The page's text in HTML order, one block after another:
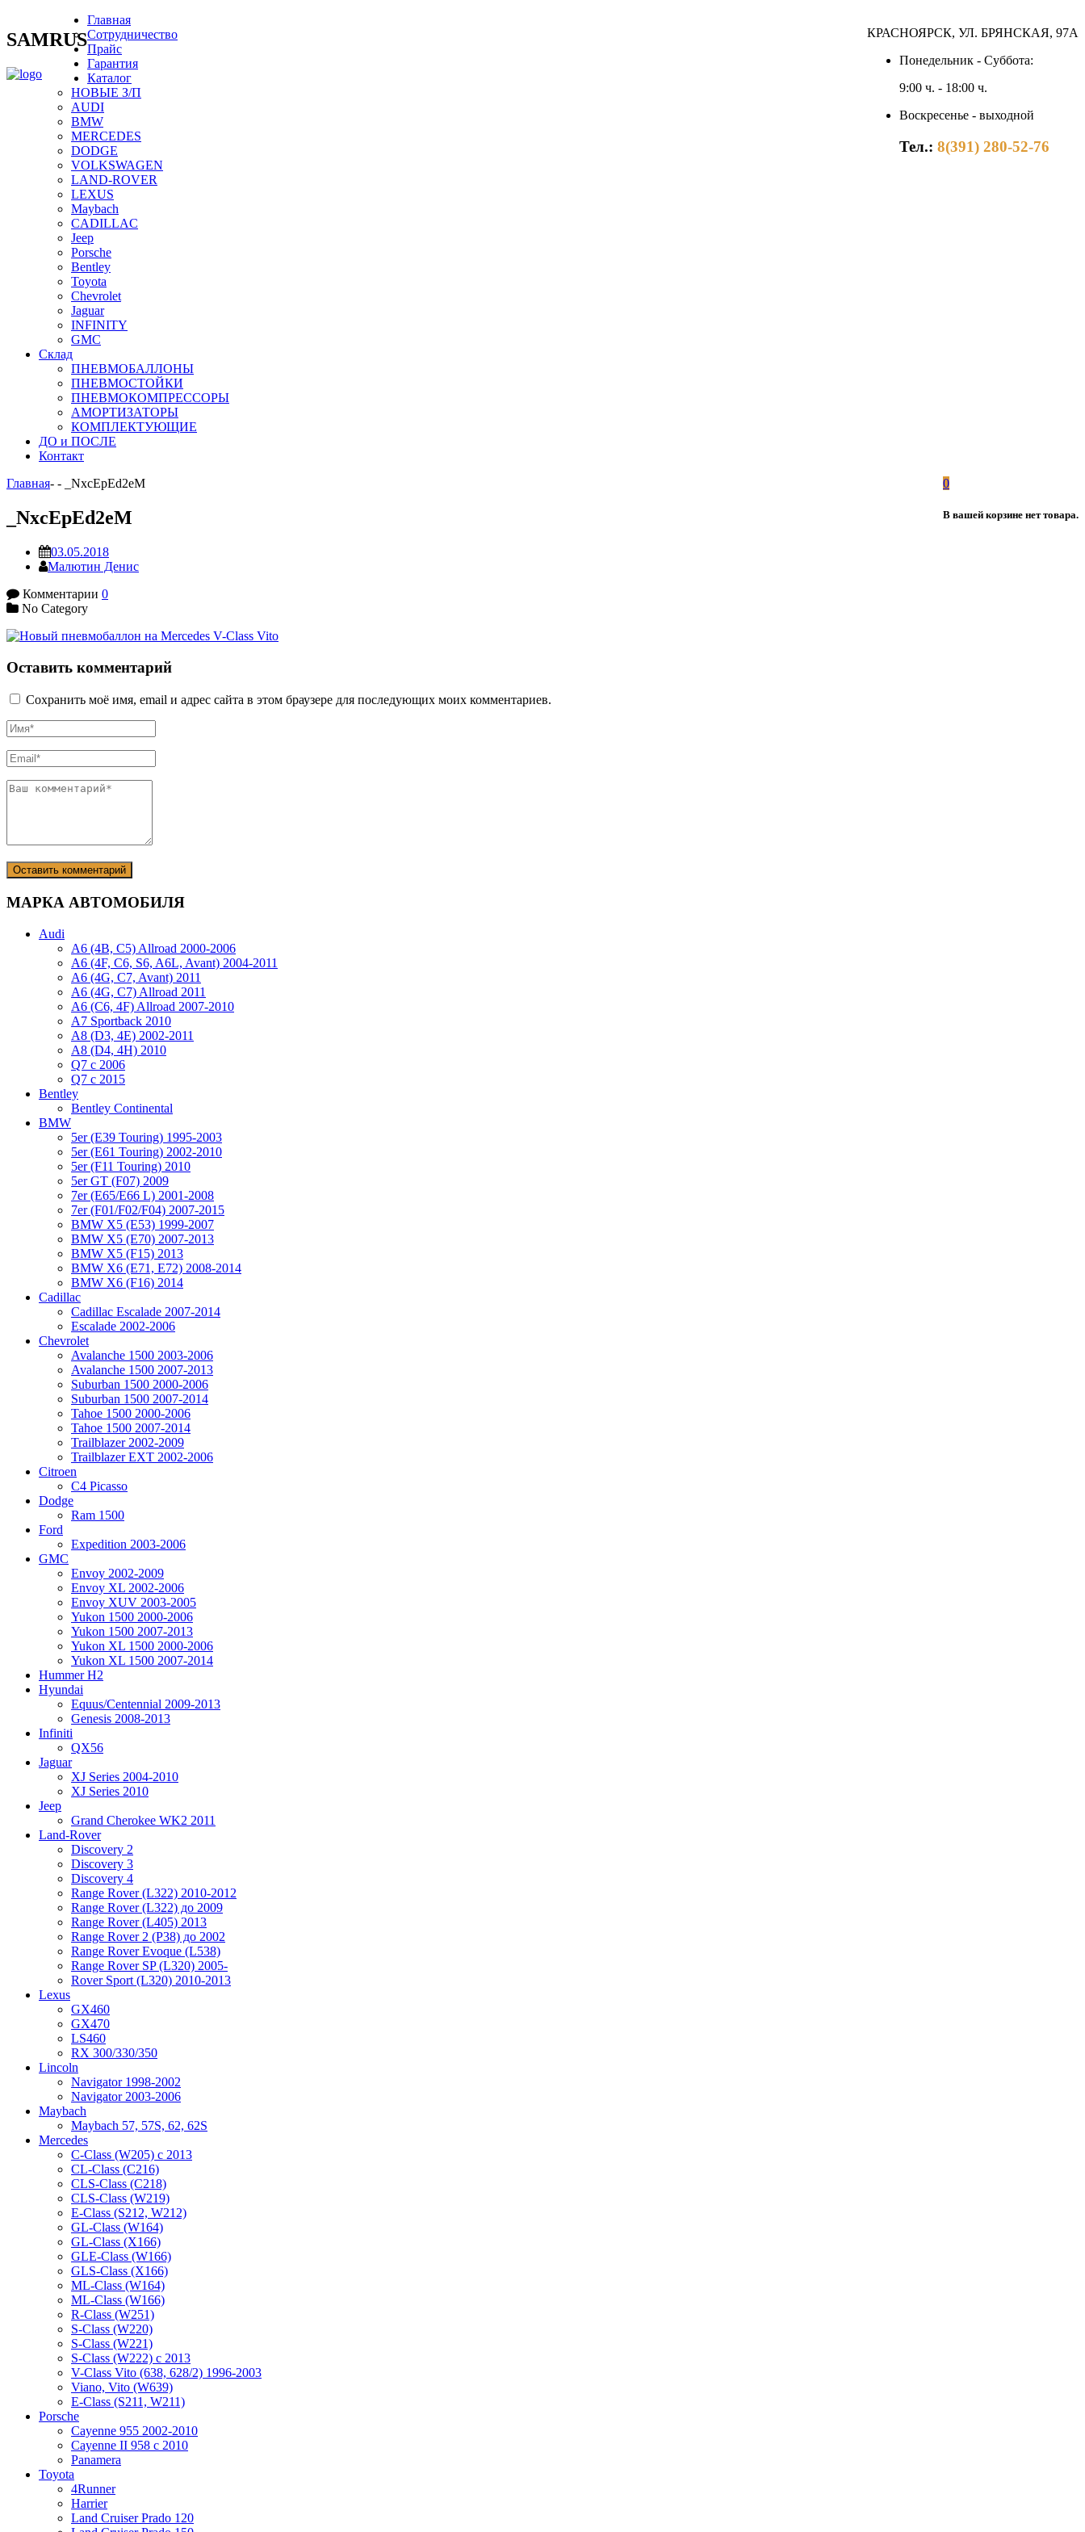
SAMRUS
КРАСНОЯРСК, УЛ. БРЯНСКАЯ, 97А
Понедельник - Суббота:
9:00 ч. - 18:00 ч.
Воскресенье - выходной
Тел.: 8(391) 280-52-76
Главная
Сотрудничество
Прайс
Гарантия
Каталог
НОВЫЕ З/П
AUDI
BMW
MERCEDES
DODGE
VOLKSWAGEN
LAND-ROVER
LEXUS
Maybach
CADILLAC
Jeep
Porsche
Bentley
Toyota
Chevrolet
Jaguar
INFINITY
GMC
Склад
ПНЕВМОБАЛЛОНЫ
ПНЕВМОСТОЙКИ
ПНЕВМОКОМПРЕССОРЫ
АМОРТИЗАТОРЫ
КОМПЛЕКТУЮЩИЕ
ДО и ПОСЛЕ
Контакт
0
В вашей корзине нет товара.
Главная- - _NxcEpEd2eM
_NxcEpEd2eM
03.05.2018
Малютин Денис
Комментарии 0
No Category
Оставить комментарий
Сохранить моё имя, email и адрес сайта в этом браузере для последующих моих комментариев.
МАРКА АВТОМОБИЛЯ
Audi
A6 (4B, C5) Allroad 2000-2006
A6 (4F, C6, S6, A6L, Avant) 2004-2011
A6 (4G, C7, Avant) 2011
A6 (4G, C7) Allroad 2011
A6 (C6, 4F) Allroad 2007-2010
A7 Sportback 2010
A8 (D3, 4E) 2002-2011
A8 (D4, 4H) 2010
Q7 с 2006
Q7 с 2015
Bentley
Bentley Continental
BMW
5er (E39 Touring) 1995-2003
5er (E61 Touring) 2002-2010
5er (F11 Touring) 2010
5er GT (F07) 2009
7er (E65/E66 L) 2001-2008
7er (F01/F02/F04) 2007-2015
BMW X5 (E53) 1999-2007
BMW X5 (E70) 2007-2013
BMW X5 (F15) 2013
BMW X6 (E71, E72) 2008-2014
BMW X6 (F16) 2014
Cadillac
Cadillac Escalade 2007-2014
Escalade 2002-2006
Chevrolet
Avalanche 1500 2003-2006
Avalanche 1500 2007-2013
Suburban 1500 2000-2006
Suburban 1500 2007-2014
Tahoe 1500 2000-2006
Tahoe 1500 2007-2014
Trailblazer 2002-2009
Trailblazer EXT 2002-2006
Citroen
C4 Picasso
Dodge
Ram 1500
Ford
Expedition 2003-2006
GMC
Envoy 2002-2009
Envoy XL 2002-2006
Envoy XUV 2003-2005
Yukon 1500 2000-2006
Yukon 1500 2007-2013
Yukon XL 1500 2000-2006
Yukon XL 1500 2007-2014
Hummer H2
Hyundai
Equus/Centennial 2009-2013
Genesis 2008-2013
Infiniti
QX56
Jaguar
XJ Series 2004-2010
XJ Series 2010
Jeep
Grand Cherokee WK2 2011
Land-Rover
Discovery 2
Discovery 3
Discovery 4
Range Rover (L322) 2010-2012
Range Rover (L322) до 2009
Range Rover (L405) 2013
Range Rover 2 (P38) до 2002
Range Rover Evoque (L538)
Range Rover SP (L320) 2005-
Rover Sport (L320) 2010-2013
Lexus
GX460
GX470
LS460
RX 300/330/350
Lincoln
Navigator 1998-2002
Navigator 2003-2006
Maybach
Maybach 57, 57S, 62, 62S
Mercedes
C-Class (W205) с 2013
CL-Class (C216)
CLS-Class (C218)
CLS-Class (W219)
E-Class (S212, W212)
GL-Class (W164)
GL-Class (X166)
GLE-Class (W166)
GLS-Class (X166)
ML-Class (W164)
ML-Class (W166)
R-Class (W251)
S-Class (W220)
S-Class (W221)
S-Class (W222) с 2013
V-Class Vito (638, 628/2) 1996-2003
Viano, Vito (W639)
Е-Class (S211, W211)
Porsche
Cayenne 955 2002-2010
Cayenne II 958 с 2010
Panamera
Toyota
4Runner
Harrier
Land Cruiser Prado 120